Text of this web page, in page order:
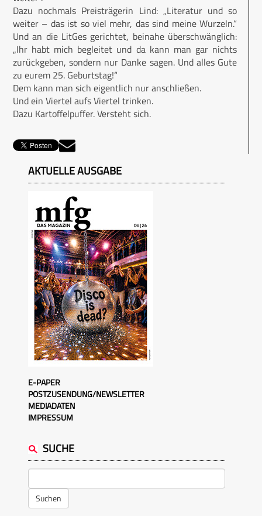
Dazu nochmals Preisträgerin Lind: „Literatur und so
weiter – das ist so viel mehr, das sind meine Wurzeln.“
Und an die LitGes gerichtet, beinahe überschwänglich:
„Ihr habt mich begleitet und da kann man gar nichts
zurückgeben, sondern nur Danke sagen. Und alles Gute
zu eurem 25. Geburtstag!“
Dem kann man sich eigentlich nur anschließen.
Und ein Viertel aufs Viertel trinken.
Dazu Kartoffelpuffer. Versteht sich.
AKTUELLE AUSGABE
E-PAPER
POSTZUSENDUNG/NEWSLETTER
MEDIADATEN
IMPRESSUM
SUCHE
Suchen